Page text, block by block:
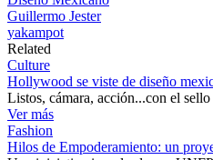
Guillermo Jester
yakampot
Related
Culture
Hollywood se viste de diseño
Listos, cámara, acción...con el
Ver más
Fashion
Hilos de Empoderamiento: un